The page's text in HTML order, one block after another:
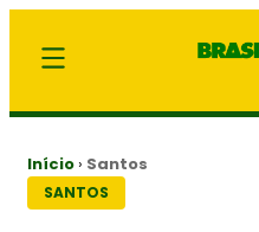
Início › Santos
SANTOS